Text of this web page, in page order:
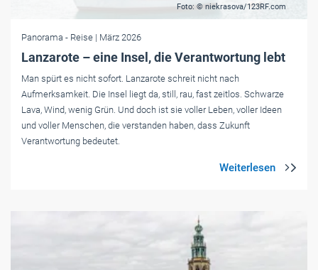
Foto: © niekrasova/123RF.com
Panorama - Reise | März 2026
Lanzarote – eine Insel, die Verantwortung lebt
Man spürt es nicht sofort. Lanzarote schreit nicht nach
Aufmerksamkeit. Die Insel liegt da, still, rau, fast zeitlos. Schwarze
Lava, Wind, wenig Grün. Und doch ist sie voller Leben, voller Ideen
und voller Menschen, die verstanden haben, dass Zukunft
Verantwortung bedeutet.